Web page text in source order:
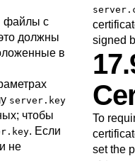
файлы с
должны
в
server.key
чтобы
. Если
не
signed
To
set the